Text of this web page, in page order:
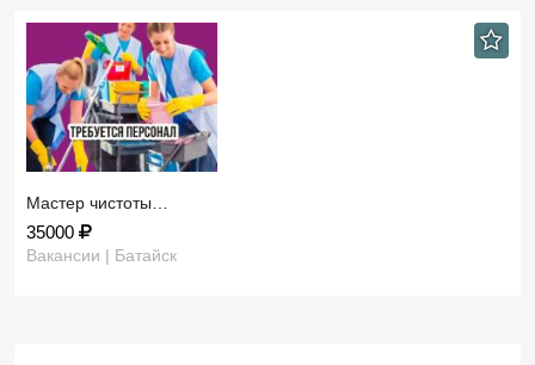
Мастер чистоты…
35000
Вакансии | Батайск